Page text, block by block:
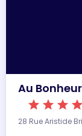
Au
star star star star
28 Rue Aristide